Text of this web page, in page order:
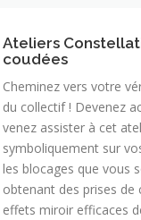
Ateliers
coudées
Cheminez vers votre
du collectif ! Devenez
venez assister à cet
symboliquement sur
les blocages que vous
obtenant des prises de
effets miroir efficaces